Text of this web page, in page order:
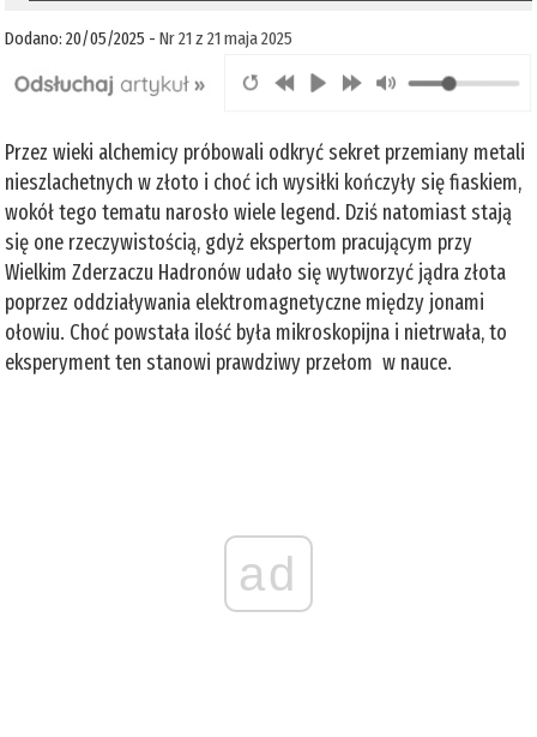
Dodano: 20/05/2025 -Nr 21 z 21 maja 2025
Przez wieki alchemicy próbowali odkryć sekret przemiany metali
nieszlachetnych w złoto i choć ich wysiłki kończyły się fiaskiem,
wokół tego tematu narosło wiele legend. Dziś natomiast stają
się one rzeczywistością, gdyż ekspertom pracującym przy
Wielkim Zderzaczu Hadronów udało się wytworzyć jądra złota
poprzez oddziaływania elektromagnetyczne między jonami
ołowiu. Choć powstała ilość była mikroskopijna i nietrwała, to
eksperyment ten stanowi prawdziwy przełom w nauce.
ad